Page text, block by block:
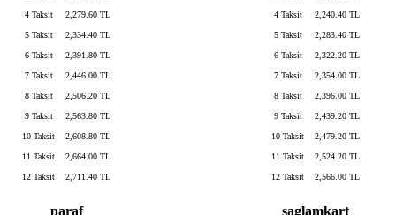
4 Taksit 2,279.60 TL
5 Taksit 2,334.40 TL
6 Taksit 2,391.80 TL
7 Taksit 2,446.00 TL
8 Taksit 2,506.20 TL
9 Taksit 2,563.80 TL
10 Taksit 2,608.80 TL
11 Taksit 2,664.00 TL
12 Taksit 2,711.40 TL
4 Taksit 2,240.40 TL
5 Taksit 2,283.40 TL
6 Taksit 2,322.20 TL
7 Taksit 2,354.00 TL
8 Taksit 2,396.00 TL
9 Taksit 2,439.20 TL
10 Taksit 2,479.20 TL
11 Taksit 2,524.20 TL
12 Taksit 2,566.00 TL
paraf saglamkart